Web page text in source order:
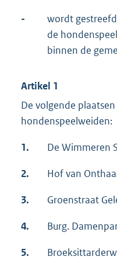
-
wordt
de
binnen de
Artikel 1
De volgende
hondenspeelweiden:
1. De Wimmeren
2. Hof van
3. Groenstraat
4. Burg.
5.